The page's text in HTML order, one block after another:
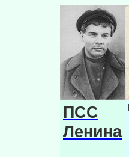
ПСС
Ленина